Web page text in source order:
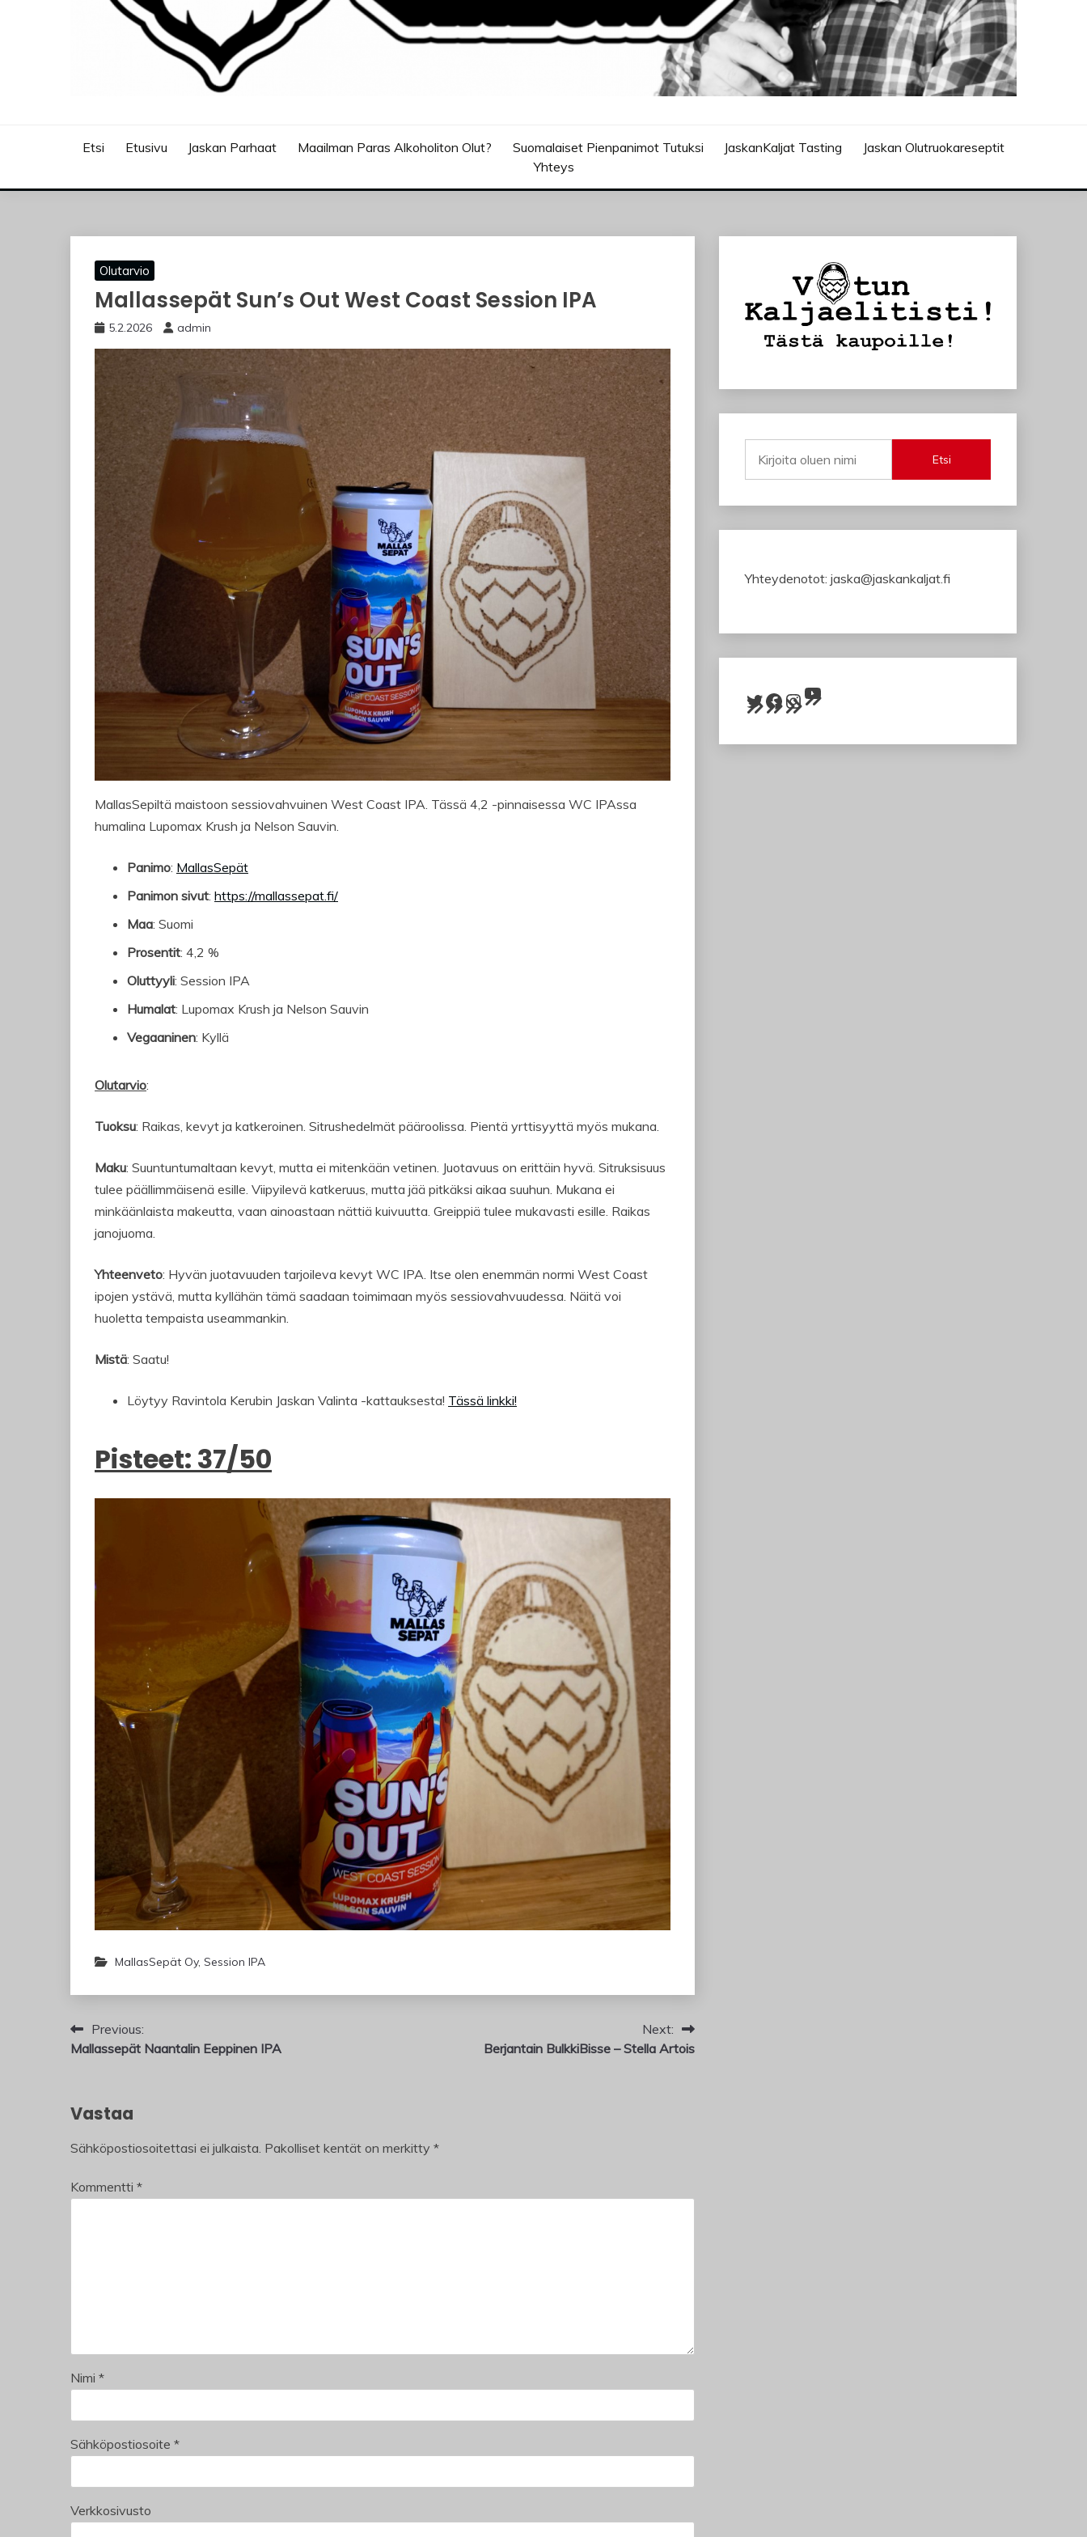
Etsi Etusivu Jaskan Parhaat Maailman Paras Alkoholiton Olut? Suomalaiset Pienpanimot Tutuksi JaskanKaljat Tasting
Jaskan Olutruokareseptit
Yhteys
Olutarvio
Mallassepät Sun’s Out West Coast Session IPA
5.2.2026 admin
MallasSepiltä maistoon sessiovahvuinen West Coast IPA. Tässä 4,2 -pinnaisessa WC IPAssa
humalina Lupomax Krush ja Nelson Sauvin.
Panimo: MallasSepät
Panimon sivut: https://mallassepat.fi/
Maa: Suomi
Prosentit: 4,2 %
Oluttyyli: Session IPA
Humalat: Lupomax Krush ja Nelson Sauvin
Vegaaninen: Kyllä
Olutarvio:
Tuoksu: Raikas, kevyt ja katkeroinen. Sitrushedelmät pääroolissa. Pientä yrttisyyttä myös mukana.
Maku: Suuntuntumaltaan kevyt, mutta ei mitenkään vetinen. Juotavuus on erittäin hyvä. Sitruksisuus
tulee päällimmäisenä esille. Viipyilevä katkeruus, mutta jää pitkäksi aikaa suuhun. Mukana ei
minkäänlaista makeutta, vaan ainoastaan nättiä kuivuutta. Greippiä tulee mukavasti esille. Raikas
janojuoma.
Yhteenveto: Hyvän juotavuuden tarjoileva kevyt WC IPA. Itse olen enemmän normi West Coast
ipojen ystävä, mutta kyllähän tämä saadaan toimimaan myös sessiovahvuudessa. Näitä voi
huoletta tempaista useammankin.
Mistä: Saatu!
Löytyy Ravintola Kerubin Jaskan Valinta -kattauksesta! Tässä linkki!
Pisteet: 37/50
MallasSepät Oy, Session IPA
Artikkelien
selaus
Previous:
Mallassepät Naantalin Eeppinen IPA
Next:
Berjantain BulkkiBisse – Stella Artois
Vastaa
Sähköpostiosoitettasi ei julkaista. Pakolliset kentät on merkitty *
Kommentti *
Nimi *
Sähköpostiosoite *
Verkkosivusto
Etsi
Yhteydenotot: jaska@jaskankaljat.fi
Twitter Facebook InstagramYouTube